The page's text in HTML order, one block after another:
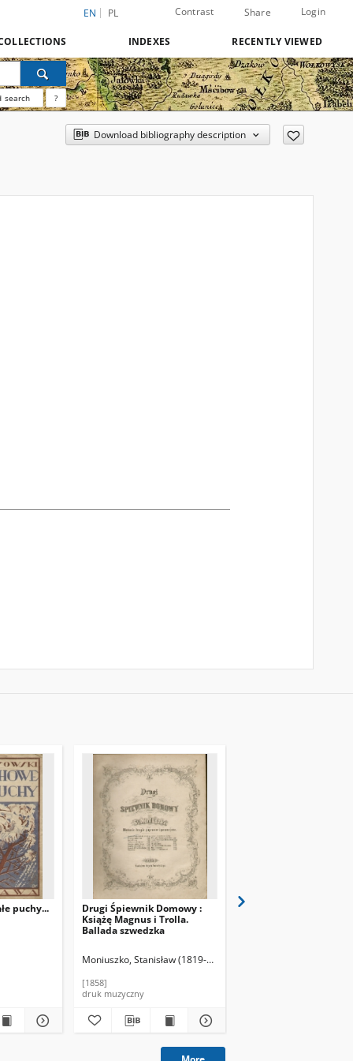
EN PL Contrast Share Login
INDEXES RECENTLY VIEWED
search ?
Download bibliography description
puchy...
Drugi Śpiewnik Domowy :
Książę Magnus i Trolla.
Ballada szwedzka
Moniuszko, Stanisław (1819-1872)
[1858]
druk muzyczny